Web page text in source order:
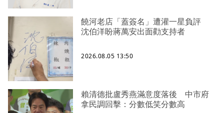
饒河老店「蓋簽名」遭灌一星負評
沈伯洋盼蔣萬安出面勸支持者
2026.08.05 13:50
賴清德批盧秀燕滿意度落後 中市府
拿民調回擊：分數低笑分數高